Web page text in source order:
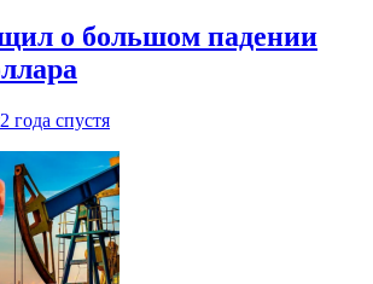
о большом падении
2 года спустя